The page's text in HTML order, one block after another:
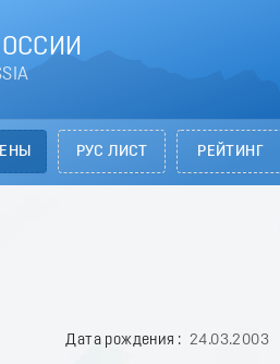
РУС ЛИСТ РЕЙТИНГ
Дата рождения 24.03.2003